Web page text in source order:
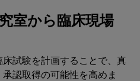
室から臨床現場
試験を計画することで、真
認取得の可能性を高めま